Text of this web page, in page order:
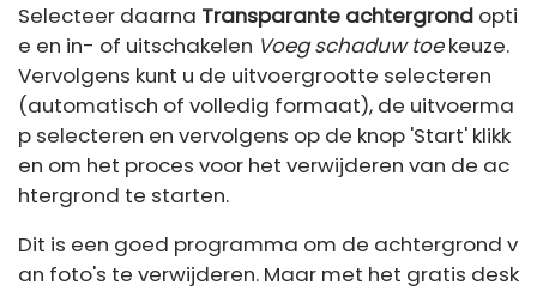
Selecteer daarna Transparante achtergrond opti
e en in- of uitschakelen Voeg schaduw toekeuze.
Vervolgens kunt u de uitvoergrootte selecteren
(automatisch of volledig formaat), de uitvoerma
p selecteren en vervolgens op de knop 'Start' klikk
en om het proces voor het verwijderen van de ac
htergrond te starten.
Dit is een goed programma om de achtergrond v
an foto's te verwijderen. Maar met het gratis desk